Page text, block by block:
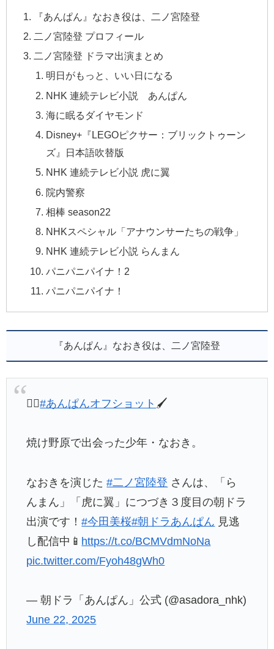
『あんぱん』なおき役は、二ノ宮陸登
二ノ宮陸登 プロフィール
二ノ宮陸登 ドラマ出演まとめ
明日がもっと、いい日になる
NHK 連続テレビ小説 あんぱん
海に眠るダイヤモンド
Disney+『LEGOピクサー：ブリックトゥーン
ズ』日本語吹替版
NHK 連続テレビ小説 虎に翼
院内警察
相棒 season22
NHKスペシャル「アナウンサーたちの戦争」
NHK 連続テレビ小説 らんまん
パニパニパイナ！2
パニパニパイナ！
『あんぱん』なおき役は、二ノ宮陸登
🏃‍♀️#あんぱんオフショット 🖌
焼け野原で出会った少年・なおき。
なおきを演じた#二ノ宮陸登 さんは、「ら
んまん」「虎に翼」につづき３度目の朝ドラ
出演です！#今田美桜#朝ドラあんぱん 見逃
し配信中📱 https://t.co/BCMVdmNoNa
pic.twitter.com/Fyoh48gWh0
— 朝ドラ「あんぱん」公式 (@asadora_nhk)
June 22, 2025